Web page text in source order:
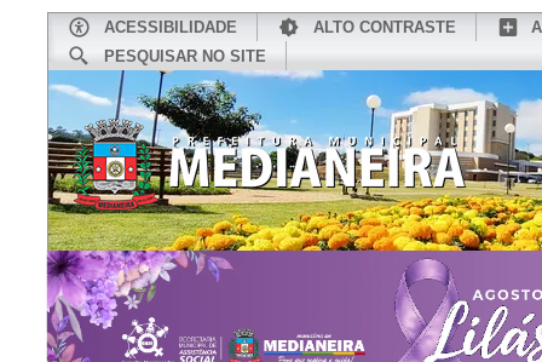
ACESSIBILIDADE ALTO CONTRASTE
PESQUISAR NO SITE
CONHEÇA MEDIANEIRA